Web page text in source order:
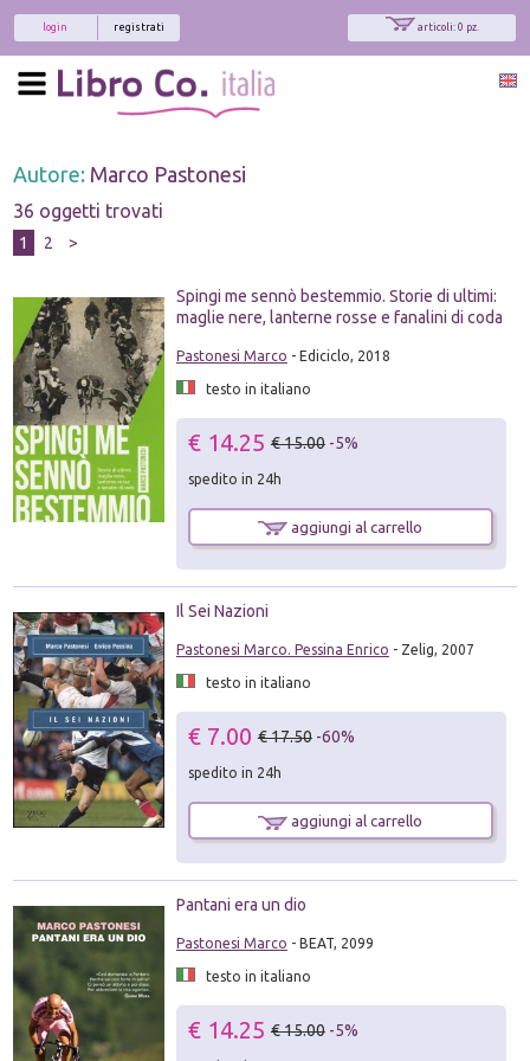
articoli: 0 pz.
registrati
login
Autore: Marco Pastonesi
36 oggetti trovati
1 2 >
Spingi me sennò bestemmio. Storie di ultimi:
maglie nere, lanterne rosse e fanalini di coda
Pastonesi Marco - Ediciclo, 2018
testo in italiano
€ 14.25 € 15.00 -5%
spedito in 24h
aggiungi al carrello
Il Sei Nazioni
Pastonesi Marco. Pessina Enrico - Zelig, 2007
testo in italiano
€ 7.00 € 17.50 -60%
spedito in 24h
aggiungi al carrello
Pantani era un dio
Pastonesi Marco - BEAT, 2099
testo in italiano
€ 14.25 € 15.00 -5%